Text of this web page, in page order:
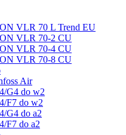
VLR 70 L Trend EU
VLR 70-2 CU
VLR 70-4 CU
VLR 70-8 CU
Air
G4 do w2
F7 do w2
G4 do a2
F7 do a2